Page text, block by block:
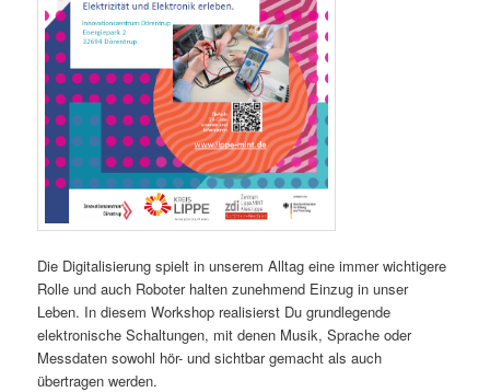
Die Digitalisierung spielt in unserem Alltag eine immer wichtigere
Rolle und auch Roboter halten zunehmend Einzug in unser
Leben. In diesem Workshop realisierst Du grundlegende
elektronische Schaltungen, mit denen Musik, Sprache oder
Messdaten sowohl hör- und sichtbar gemacht als auch
übertragen werden.